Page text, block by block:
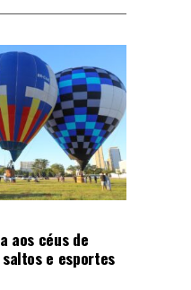
aos céus de
e esportes